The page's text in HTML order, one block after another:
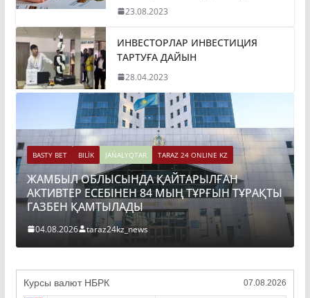
23.08.2023
ИНВЕСТОРЛАР ИНВЕСТИЦИЯ
ТАРТУҒА ДАЙЫН
28.04.2023
BASTY BET BILİK JAŃALYQTAR TARAZ 24 ONLINE KZ
ЖАМБЫЛ ОБЛЫСЫНДА ҚАЙТАРЫЛҒАН
АКТИВТЕР ЕСЕБІНЕН 84 МЫҢ ТҰРҒЫН ТҰРАҚТЫ
ГАЗБЕН ҚАМТЫЛАДЫ
04.08.2026 taraz24kz_news
Курсы валют НБРК 07.08.2026